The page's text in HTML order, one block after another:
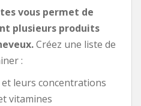
vous permet de
plusieurs produits
Créez une liste de
:
leurs concentrations
vitamines